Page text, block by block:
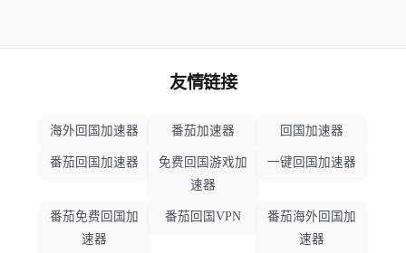
友情链接
海外回国加速器 番茄加速器 回国加速器
番茄回国加速器
免费回国游戏加
速器
一键回国加速器
番茄免费回国加
速器
番茄回国VPN
番茄海外回国加
速器